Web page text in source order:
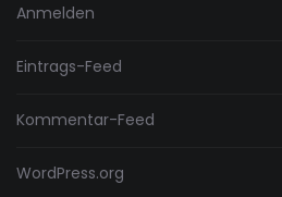
Anmelden
Eintrags-Feed
Kommentar-Feed
WordPress.org